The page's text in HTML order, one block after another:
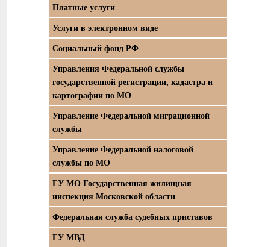
Платные услуги
Услуги в электронном виде
Социальный фонд РФ
Управления Федеральной службы
государственной регистрации, кадастра и
картографии по МО
Управление Федеральной миграционной
службы
Управление Федеральной налоговой
службы по МО
ГУ МО Государственная жилищная
инспекция Московской области
Федеральная служба судебных приставов
ГУ МВД